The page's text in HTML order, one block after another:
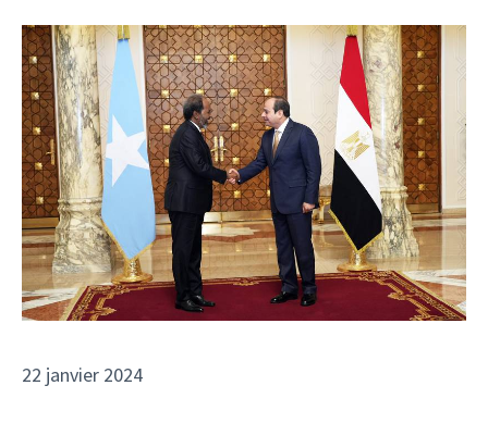
22 janvier 2024